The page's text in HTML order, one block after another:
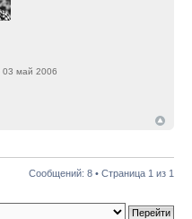
03 май 2006
Сообщений: 8 • Страница 1 из 1